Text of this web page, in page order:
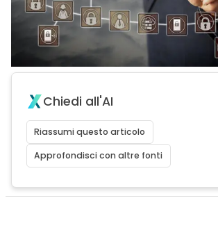
Chiedi all'AI
Riassumi questo articolo
Approfondisci con altre fonti